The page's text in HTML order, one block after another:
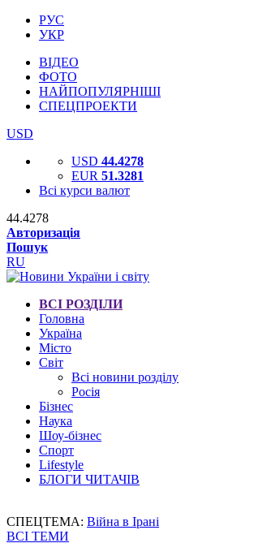
РУС
УКР
ВІДЕО
ФОТО
НАЙПОПУЛЯРНІШІ
СПЕЦПРОЕКТИ
USD
USD 44.4278
EUR 51.3281
Всі курси валют
44.4278
Авторизація
Пошук
RU
ВСІ РОЗДІЛИ
Головна
Україна
Місто
Світ
Всі новини розділу
Росія
Бізнес
Наука
Шоу-бізнес
Спорт
Lifestyle
БЛОГИ ЧИТАЧІВ
СПЕЦТЕМА: Війна в Ірані
ВСІ ТЕМИ